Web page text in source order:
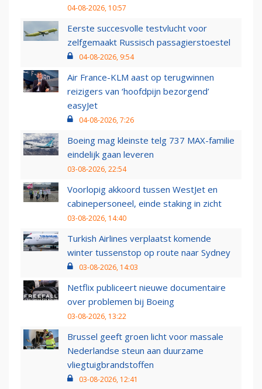
04-08-2026, 10:57
Eerste succesvolle testvlucht voor
zelfgemaakt Russisch passagierstoestel
04-08-2026, 9:54
Air France-KLM aast op terugwinnen
reizigers van ‘hoofdpijn bezorgend’
easyJet
04-08-2026, 7:26
Boeing mag kleinste telg 737 MAX-familie
eindelijk gaan leveren
03-08-2026, 22:54
Voorlopig akkoord tussen WestJet en
cabinepersoneel, einde staking in zicht
03-08-2026, 14:40
Turkish Airlines verplaatst komende
winter tussenstop op route naar Sydney
03-08-2026, 14:03
Netflix publiceert nieuwe documentaire
over problemen bij Boeing
03-08-2026, 13:22
Brussel geeft groen licht voor massale
Nederlandse steun aan duurzame
vliegtuigbrandstoffen
03-08-2026, 12:41